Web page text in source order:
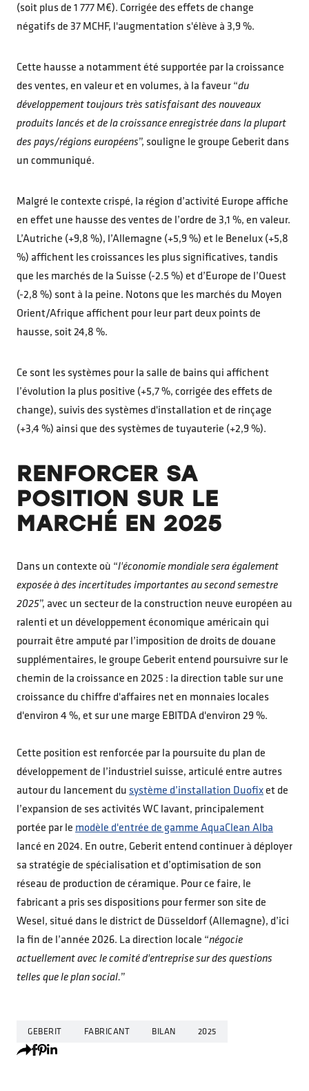
(soit plus de 1 777 M€). Corrigée des effets de change
négatifs de 37 MCHF, l'augmentation s'élève à 3,9 %.
Cette hausse a notamment été supportée par la croissance
des ventes, en valeur et en volumes, à la faveur “du
développement toujours très satisfaisant des nouveaux
produits lancés et de la croissance enregistrée dans la plupart
des pays/régions européens”, souligne le groupe Geberit dans
un communiqué.
Malgré le contexte crispé, la région d’activité Europe affiche
en effet une hausse des ventes de l’ordre de 3,1 %, en valeur.
L’Autriche (+9,8 %), l’Allemagne (+5,9 %) et le Benelux (+5,8
%) affichent les croissances les plus significatives, tandis
que les marchés de la Suisse (-2.5 %) et d’Europe de l’Ouest
(-2,8 %) sont à la peine. Notons que les marchés du Moyen
Orient/Afrique affichent pour leur part deux points de
hausse, soit 24,8 %.
Ce sont les systèmes pour la salle de bains qui affichent
l’évolution la plus positive (+5,7 %, corrigée des effets de
change), suivis des systèmes d'installation et de rinçage
(+3,4 %) ainsi que des systèmes de tuyauterie (+2,9 %).
RENFORCER SA
POSITION SUR LE
MARCHÉ EN 2025
Dans un contexte où “l'économie mondiale sera également
exposée à des incertitudes importantes au second semestre
2025”, avec un secteur de la construction neuve européen au
ralenti et un développement économique américain qui
pourrait être amputé par l’imposition de droits de douane
supplémentaires, le groupe Geberit entend poursuivre sur le
chemin de la croissance en 2025 : la direction table sur une
croissance du chiffre d'affaires net en monnaies locales
d'environ 4 %, et sur une marge EBITDA d'environ 29 %.
Cette position est renforcée par la poursuite du plan de
développement de l’industriel suisse, articulé entre autres
autour du lancement du système d’installation Duofixet de
l’expansion de ses activités WC lavant, principalement
portée par le modèle d'entrée de gamme AquaClean Alba
lancé en 2024. En outre, Geberit entend continuer à déployer
sa stratégie de spécialisation et d’optimisation de son
réseau de production de céramique. Pour ce faire, le
fabricant a pris ses dispositions pour fermer son site de
Wesel, situé dans le district de Düsseldorf (Allemagne), d’ici
la fin de l’année 2026. La direction locale “négocie
actuellement avec le comité d'entreprise sur des questions
telles que le plan social.”
GEBERIT FABRICANT BILAN 2025